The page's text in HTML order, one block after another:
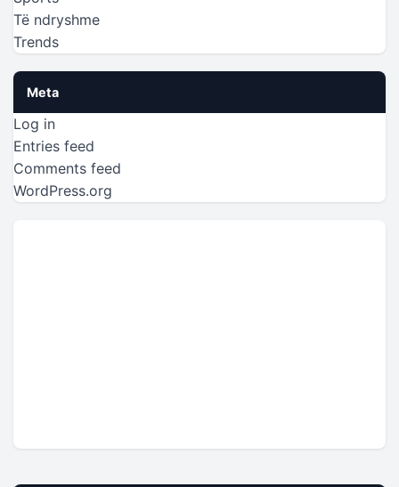
Të ndryshme
Trends
Meta
Log in
Entries feed
Comments feed
WordPress.org